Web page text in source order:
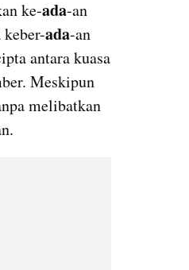
ke-
ada-an
ada-an
antara kuasa
Meskipun